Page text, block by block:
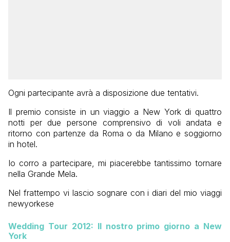
Ogni partecipante avrà a disposizione due tentativi.
Il premio consiste in un viaggio a New York di quattro
notti per due persone comprensivo di voli andata e
ritorno con partenze da Roma o da Milano e soggiorno
in hotel.
Io corro a partecipare, mi piacerebbe tantissimo tornare
nella Grande Mela.
Nel frattempo vi lascio sognare con i diari del mio viaggi
newyorkese
Wedding Tour 2012: Il nostro primo giorno a New
York